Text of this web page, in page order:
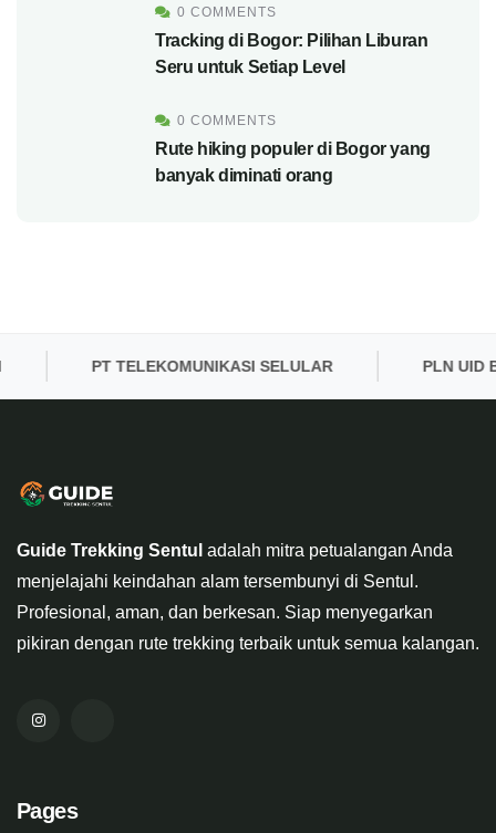
0 COMMENTS
Tracking di Bogor: Pilihan Liburan
Seru untuk Setiap Level
0 COMMENTS
Rute hiking populer di Bogor yang
banyak diminati orang
PT TELEKOMUNIKASI SELULAR PLN UID
Guide Trekking Sentul adalah mitra petualangan Anda
menjelajahi keindahan alam tersembunyi di Sentul.
Profesional, aman, dan berkesan. Siap menyegarkan
pikiran dengan rute trekking terbaik untuk semua kalangan.
Pages